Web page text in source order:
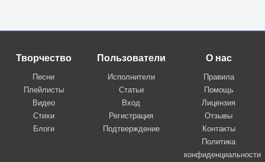
Творчество
Песни
Плейлисты
Видео
Стихи
Блоги
Пользователи
Исполнители
Статьи
Вход
Регистрация
Подтверждение
О нас
Правила
Помощь
Лицензия
Отзывы
Контакты
Политика
конфиденциальности